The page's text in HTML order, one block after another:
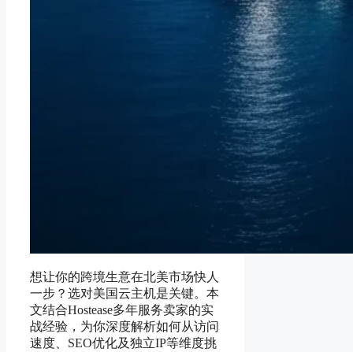
想让你的跨境生意在北美市场快人
一步？选对美国云主机是关键。本
文结合Hostease多年服务卖家的实
战经验，为你深度解析如何从访问
速度、SEO优化及独立IP等维度挑